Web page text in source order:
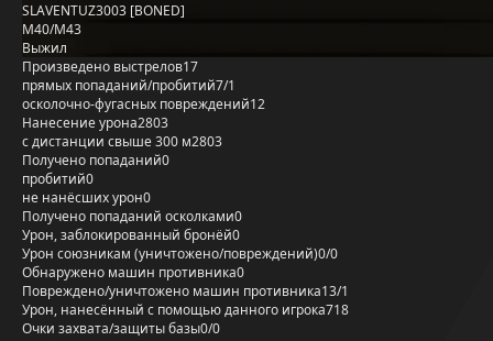
SLAVENTUZ3003 [BONED]
M40/M43
Выжил
Произведено выстрелов17
прямых попаданий/пробитий7/1
осколочно-фугасных повреждений12
Нанесение урона2803
с дистанции свыше 300 м2803
Получено попаданий0
пробитий0
не нанёсших урон0
Получено попаданий осколками0
Урон, заблокированный бронёй0
Урон союзникам (уничтожено/повреждений)0/0
Обнаружено машин противника0
Повреждено/уничтожено машин противника13/1
Урон, нанесённый с помощью данного игрока718
Очки захвата/защиты базы0/0